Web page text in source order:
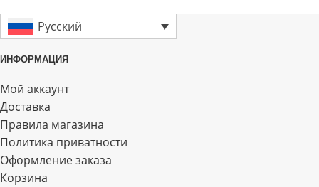
Русский
ИНФОРМАЦИЯ
Мой аккаунт
Доставка
Правила магазина
Политика приватности
Оформление заказа
Корзина